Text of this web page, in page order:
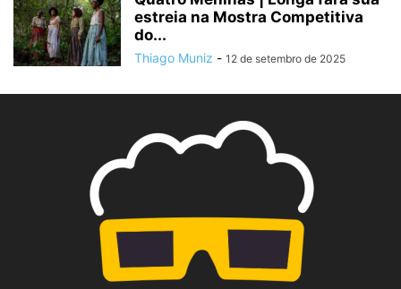
estreia na Mostra Competitiva
do...
Thiago Muniz - 12 de setembro de 2025